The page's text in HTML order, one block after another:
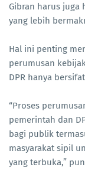
Gibran harus juga
yang lebih
Hal ini penting
perumusan
DPR hanya
“Proses
pemerintah dan
bagi publik
masyarakat sipil
yang terbuka,”